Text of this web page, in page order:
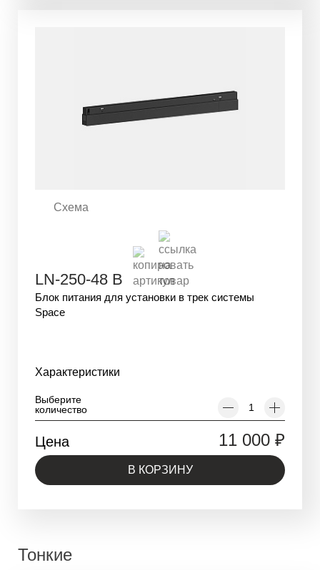
Схема
LN-250-48 B
Блок питания для установки в трек системы
Space
Характеристики
Выберите
количество
Цена 11 000 ₽
В КОРЗИНУ
Тонкие